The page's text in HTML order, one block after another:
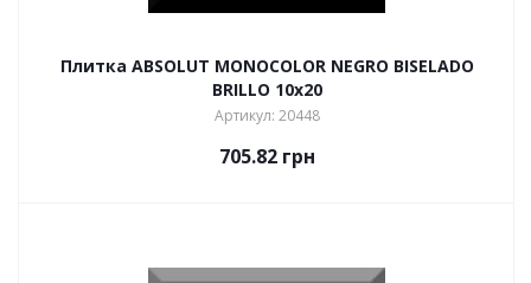
Плитка ABSOLUT MONOCOLOR NEGRO BISELADO
BRILLO 10х20
Артикул: 20448
705.82грн